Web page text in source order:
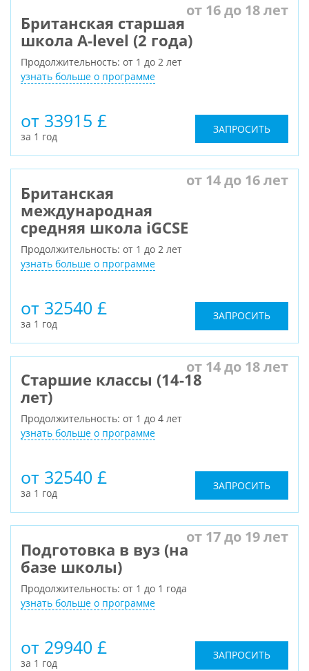
Британская старшая
школа A-level (2 года)
от 16 до 18 лет
Продолжительность: от 1 до 2 лет
узнать больше о программе
от 33915 £
за 1 год
ЗАПРОСИТЬ
Британская
международная
средняя школа iGCSE
от 14 до 16 лет
Продолжительность: от 1 до 2 лет
узнать больше о программе
от 32540 £
за 1 год
ЗАПРОСИТЬ
Старшие классы (14-18
лет)
от 14 до 18 лет
Продолжительность: от 1 до 4 лет
узнать больше о программе
от 32540 £
за 1 год
ЗАПРОСИТЬ
Подготовка в вуз (на
базе школы)
от 17 до 19 лет
Продолжительность: от 1 до 1 года
узнать больше о программе
от 29940 £
за 1 год
ЗАПРОСИТЬ